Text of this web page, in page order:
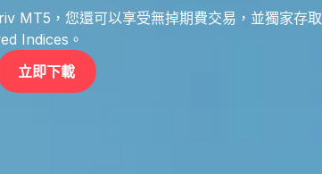
MT5，您還可以享受無掉期費交易，並獨家存取
Indices。
立即下載